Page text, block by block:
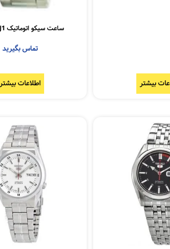
بیشتر
ساعت سیکو اتوماتیک SNXS77J1
تماس بگیرید
اطلاعات بیشتر